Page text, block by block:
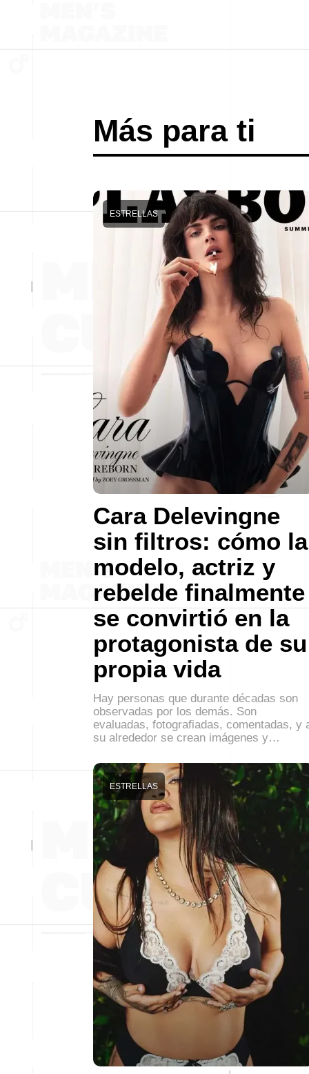
Más para ti
Cara Delevingne
sin filtros: cómo la
modelo, actriz y
rebelde finalmente
se convirtió en la
protagonista de su
propia vida
ESTRELLAS
Hay personas que durante décadas son
observadas por los demás. Son
evaluadas, fotografiadas, comentadas, y
su alrededor se crean imágenes y…
ESTRELLAS